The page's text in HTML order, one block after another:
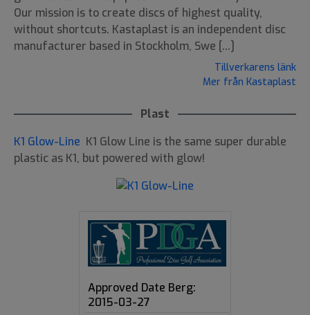
Our mission is to create discs of highest quality,
without shortcuts. Kastaplast is an independent disc
manufacturer based in Stockholm, Swe [...]
Tillverkarens länk
Mer från Kastaplast
Plast
K1 Glow-Line K1 Glow Line is the same super durable
plastic as K1, but powered with glow!
Approved Date Berg:
2015-03-27